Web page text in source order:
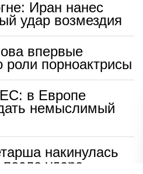
Иран нанес
удар возмездия
впервые
роли порноактрисы
в Европе
немыслимый
накинулась
после удара